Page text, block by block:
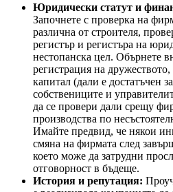
Юридически статут и
Започнете с проверка на
различна от строителя,
регистър и регистъра на
нестопанска цел. Обърнете
регистрация на
капитал (дали е достатъчен
собствениците и
да се провери дали срещу
производства по
Имайте предвид, че някои
смяна на фирмата след
което може да затрудни
отговорност в бъдеще.
История и репутация: